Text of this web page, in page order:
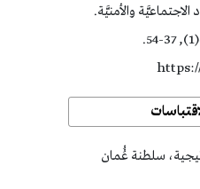
والأمنيَّة.
(1), 37-54.
سلطنة عُُمان